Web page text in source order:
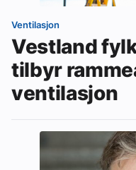
Ventilasjon
Vestland
tilbyr
ventilasjon